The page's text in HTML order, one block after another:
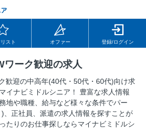
スト オファー 登録/ログイン
ワーク歓迎の求人
歓迎の中⾼年(40代・50代・60代)向け求
イナビミドルシニア！ 豊富な求人情報
地や職種、給与など様々な条件でパー
)、正社員、派遣の求人情報を探すことが
たりのお仕事探しならマイナビミドルシ